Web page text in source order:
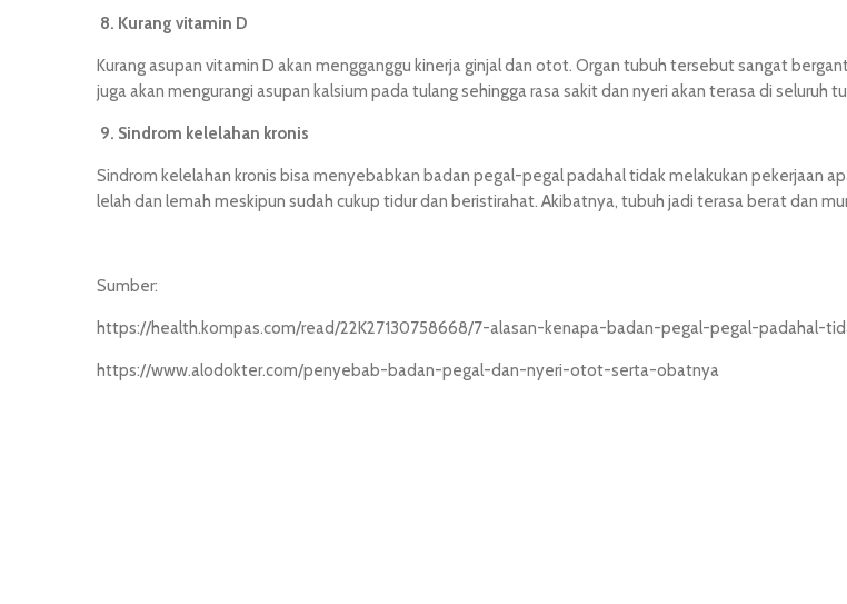
8. Kurang vitamin D
Kurang asupan vitamin D akan mengganggu kinerja ginjal dan otot. Organ tubuh tersebut sangat
juga akan mengurangi asupan kalsium pada tulang sehingga rasa sakit dan nyeri akan terasa di seluruh
9. Sindrom kelelahan kronis
Sindrom kelelahan kronis bisa menyebabkan badan pegal-pegal padahal tidak melakukan pekerjaan
lelah dan lemah meskipun sudah cukup tidur dan beristirahat. Akibatnya, tubuh jadi terasa berat dan
Sumber:
https://health.kompas.com/read/22K27130758668/7-alasan-kenapa-badan-pegal-pegal-padahal-
https://www.alodokter.com/penyebab-badan-pegal-dan-nyeri-otot-serta-obatnya